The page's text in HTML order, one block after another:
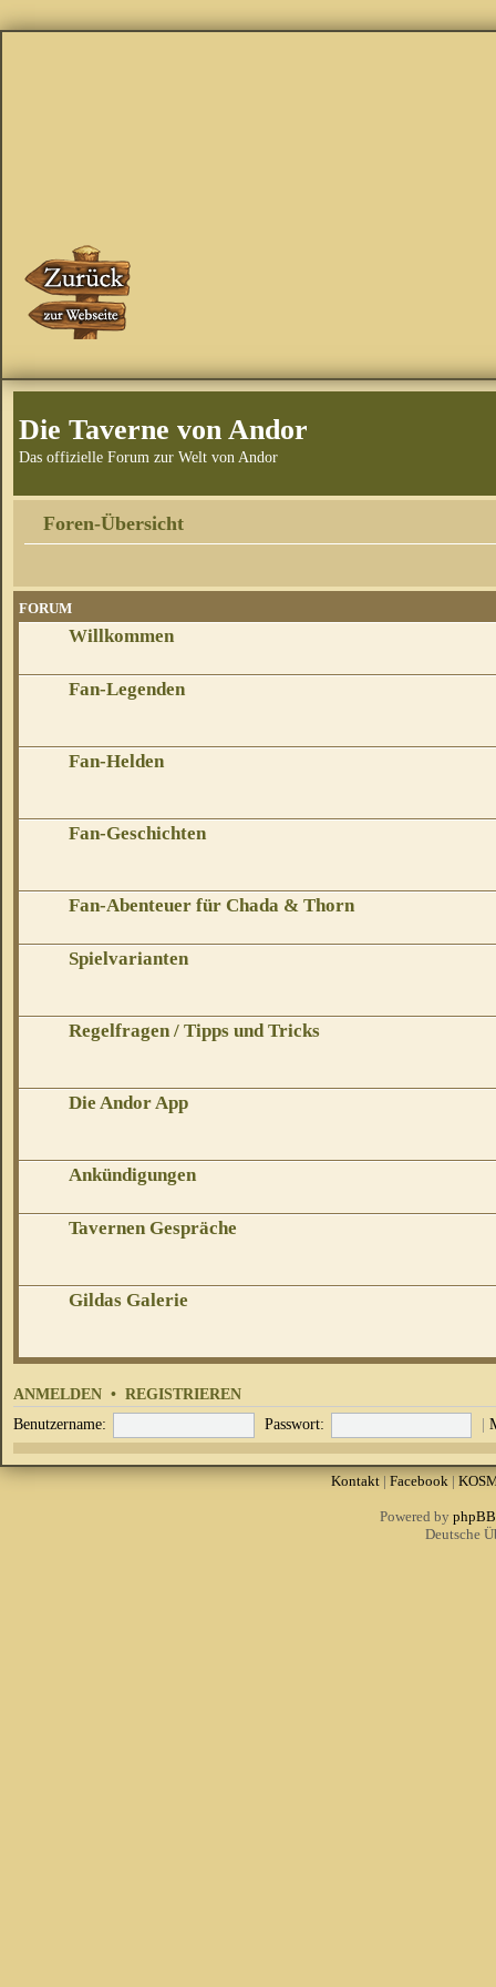
Die Taverne von Andor
Das offizielle Forum zur Welt von Andor
Foren-Übersicht
FORUM
Willkommen
Fan-Legenden
Fan-Helden
Fan-Geschichten
Fan-Abenteuer für Chada & Thorn
Spielvarianten
Regelfragen / Tipps und Tricks
Die Andor App
Ankündigungen
Tavernen Gespräche
Gildas Galerie
ANMELDEN • REGISTRIEREN
Benutzername: Passwort: |
Kontakt| Facebook|
Powered by phpBB
Deutsche